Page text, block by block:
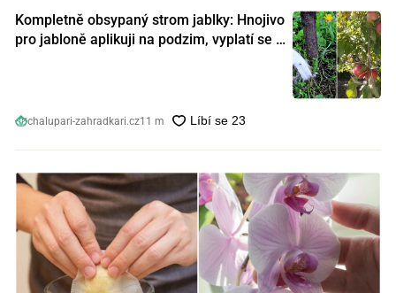
Kompletně obsypaný strom jablky: Hnojivo
pro jabloně aplikuji na podzim, vyplatí se s
chalupari-zahradkari.cz11 m